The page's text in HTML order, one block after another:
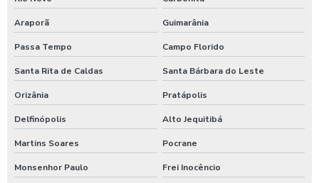
Araporã Guimarânia
Passa Tempo Campo Florido
Santa Rita de Caldas Santa Bárbara do Leste
Orizânia Pratápolis
Delfinópolis Alto Jequitibá
Martins Soares Pocrane
Monsenhor Paulo Frei Inocêncio